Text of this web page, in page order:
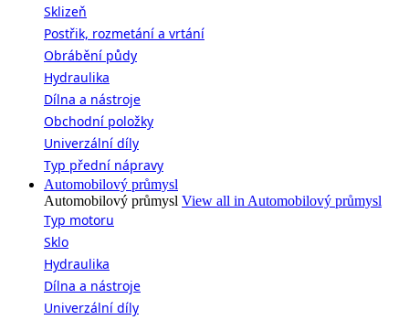
Sklizeň
Postřik, rozmetání a vrtání
Obrábění půdy
Hydraulika
Dílna a nástroje
Obchodní položky
Univerzální díly
Typ přední nápravy
Automobilový průmysl
Automobilový průmysl View all in Automobilový průmysl
Typ motoru
Sklo
Hydraulika
Dílna a nástroje
Univerzální díly